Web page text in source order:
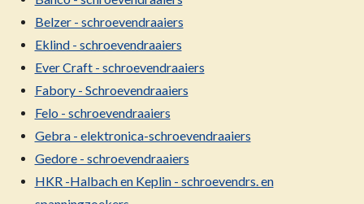
Belzer - schroevendraaiers
Eklind - schroevendraaiers
Ever Craft - schroevendraaiers
Fabory - Schroevendraaiers
Felo - schroevendraaiers
Gebra - elektronica-schroevendraaiers
Gedore - schroevendraaiers
HKR -Halbach en Keplin - schroevendrs. en